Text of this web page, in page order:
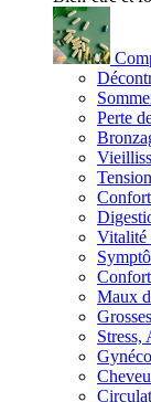
Perte
Vitalité
Maux
Stress,